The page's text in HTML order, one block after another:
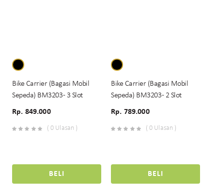
Bike Carrier (Bagasi Mobil
Sepeda) BM3203 - 3 Slot
Rp. 849.000
( 0 Ulasan )
BELI
Bike Carrier (Bagasi Mobil
Sepeda) BM3203 - 2 Slot
Rp. 789.000
( 0 Ulasan )
BELI